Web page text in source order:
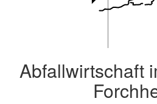
Abfallwirtschaft